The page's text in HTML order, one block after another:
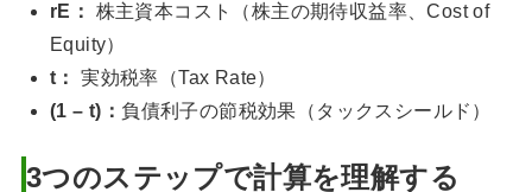
rE：
株主資本コスト（株主の期待収益率、Cost of
Equity）
t：
実効税率（Tax Rate）
(1 – t)： 負債利子の節税効果（タックスシールド）
3つのステップで計算を理解する